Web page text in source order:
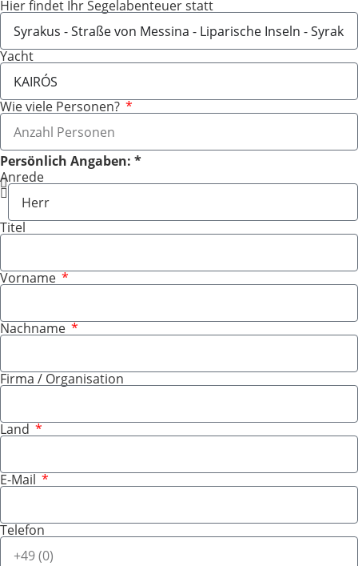
Hier findet Ihr Segelabenteuer statt
Yacht
Wie viele Personen?
Persönlich Angaben: *
Anrede
Titel
Vorname
Nachname
Firma / Organisation
Land
E-Mail
Telefon